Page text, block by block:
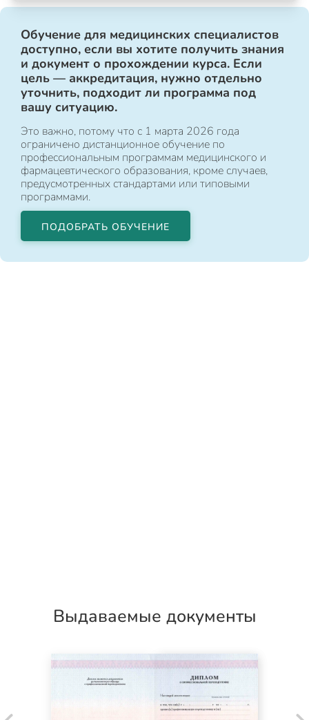
Обучение для медицинских специалистов
доступно, если вы хотите получить знания
и документ о прохождении курса. Если
цель — аккредитация, нужно отдельно
уточнить, подходит ли программа под
вашу ситуацию.
Это важно, потому что с 1 марта 2026 года
ограничено дистанционное обучение по
профессиональным программам медицинского и
фармацевтического образования, кроме случаев,
предусмотренных стандартами или типовыми
программами.
ПОДОБРАТЬ ОБУЧЕНИЕ
Выдаваемые документы